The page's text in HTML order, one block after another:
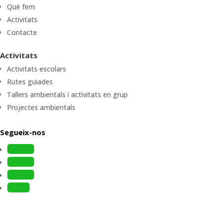
Què fem
Activitats
Contacte
Activitats
Activitats escolars
Rutes guiades
Tallers ambientals i activitats en grup
Projectes ambientals
Segueix-nos
Follow
Follow
Follow
Follow